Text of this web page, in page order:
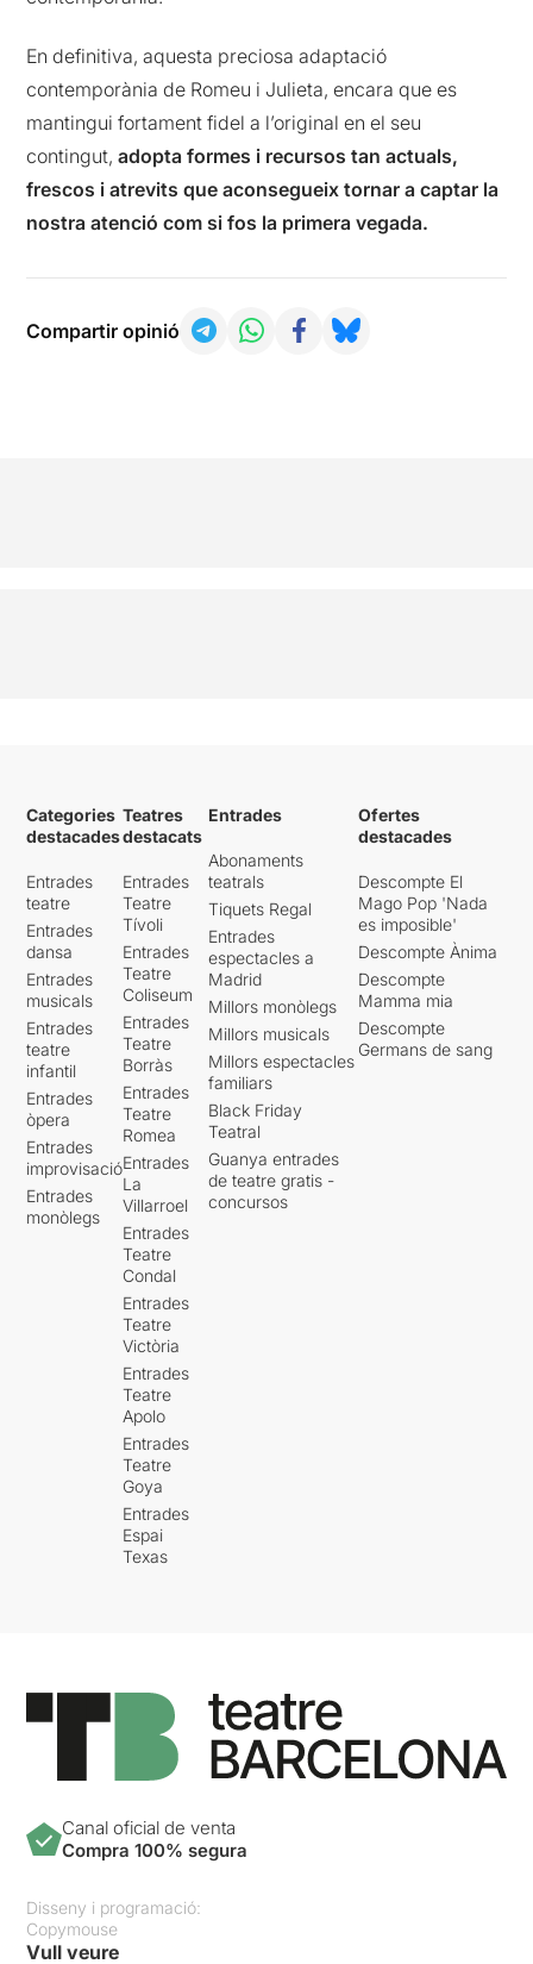
En definitiva, aquesta preciosa adaptació
contemporània de Romeu i Julieta, encara que es
mantingui fortament fidel a l’original en el seu
contingut,adopta formes i recursos tan actuals,
frescos i atrevits que aconsegueix tornar a captar la
nostra atenció com si fos la primera vegada.
Compartir opinió
Categories
destacades
Entrades
teatre
Entrades
dansa
Entrades
musicals
Entrades
teatre
infantil
Entrades
òpera
Entrades
improvisació
Entrades
monòlegs
Teatres
destacats
Entrades
Teatre
Tívoli
Entrades
Teatre
Coliseum
Entrades
Teatre
Borràs
Entrades
Teatre
Romea
Entrades
La
Villarroel
Entrades
Teatre
Condal
Entrades
Teatre
Victòria
Entrades
Teatre
Apolo
Entrades
Teatre
Goya
Entrades
Espai
Texas
Entrades
Abonaments
teatrals
Tiquets Regal
Entrades
espectacles a
Madrid
Millors monòlegs
Millors musicals
Millors espectacles
familiars
Black Friday
Teatral
Guanya entrades
de teatre gratis -
concursos
Ofertes
destacades
Descompte El
Mago Pop 'Nada
es imposible'
Descompte Ànima
Descompte
Mamma mia
Descompte
Germans de sang
Canal oficial de venta
Compra 100% segura
Disseny i programació:
Copymouse
Vull veure